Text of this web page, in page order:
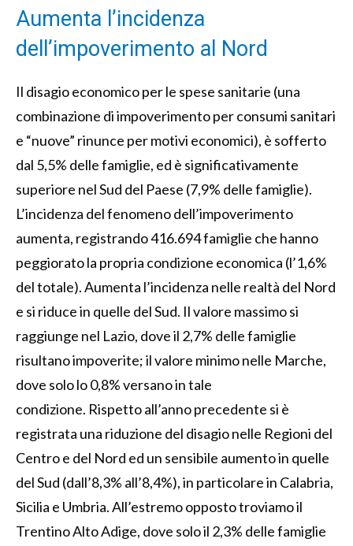
Aumenta l’incidenza
dell’impoverimento al Nord
Il disagio economico per le spese sanitarie (una
combinazione di impoverimento per consumi sanitari
e “nuove” rinunce per motivi economici), è sofferto
dal 5,5% delle famiglie, ed è significativamente
superiore nel Sud del Paese (7,9% delle famiglie).
L’incidenza del fenomeno dell’impoverimento
aumenta, registrando 416.694 famiglie che hanno
peggiorato la propria condizione economica (l’1,6%
del totale). Aumenta l’incidenza nelle realtà del Nord
e si riduce in quelle del Sud. Il valore massimo si
raggiunge nel Lazio, dove il 2,7% delle famiglie
risultano impoverite; il valore minimo nelle Marche,
dove solo lo 0,8% versano in tale
condizione. Rispetto all’anno precedente si è
registrata una riduzione del disagio nelle Regioni del
Centro e del Nord ed un sensibile aumento in quelle
del Sud (dall’8,3% all’8,4%), in particolare in Calabria,
Sicilia e Umbria. All’estremo opposto troviamo il
Trentino Alto Adige, dove solo il 2,3% delle famiglie